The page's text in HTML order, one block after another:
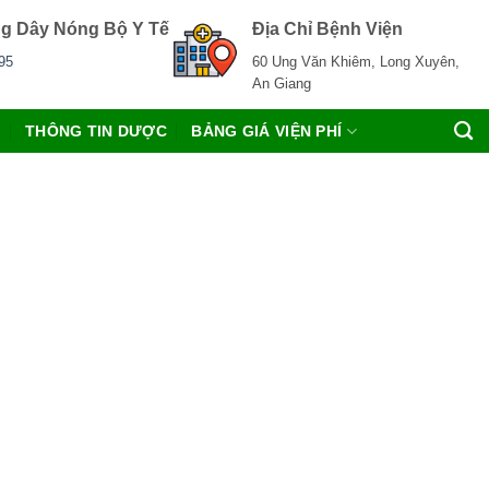
Dây Nóng Bộ Y Tế Địa Chỉ Bệnh Viện
60 Ung Văn Khiêm, Long Xuyên,
An Giang
THÔNG TIN DƯỢC BẢNG GIÁ VIỆN PHÍ